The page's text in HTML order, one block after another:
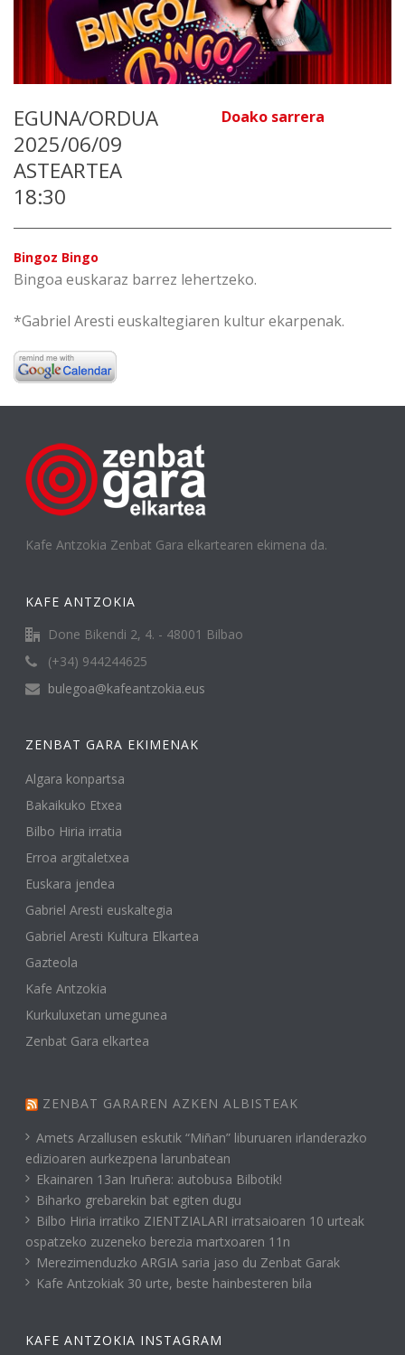
EGUNA/ORDUA
2025/06/09
ASTEARTEA
18:30
Doako sarrera
Bingoz Bingo
Bingoa euskaraz barrez lehertzeko.
*Gabriel Aresti euskaltegiaren kultur ekarpenak.
Kafe Antzokia Zenbat Gara elkartearen ekimena da.
KAFE ANTZOKIA
Done Bikendi 2, 4. - 48001 Bilbao
(+34) 944244625
bulegoa@kafeantzokia.eus
ZENBAT GARA EKIMENAK
Algara konpartsa
Bakaikuko Etxea
Bilbo Hiria irratia
Erroa argitaletxea
Euskara jendea
Gabriel Aresti euskaltegia
Gabriel Aresti Kultura Elkartea
Gazteola
Kafe Antzokia
Kurkuluxetan umegunea
Zenbat Gara elkartea
ZENBAT GARAREN AZKEN ALBISTEAK
Amets Arzallusen eskutik “Miñan” liburuaren irlanderazko
edizioaren aurkezpena larunbatean
Ekainaren 13an Iruñera: autobusa Bilbotik!
Biharko grebarekin bat egiten dugu
Bilbo Hiria irratiko ZIENTZIALARI irratsaioaren 10 urteak
ospatzeko zuzeneko berezia martxoaren 11n
Merezimenduzko ARGIA saria jaso du Zenbat Garak
Kafe Antzokiak 30 urte, beste hainbesteren bila
KAFE ANTZOKIA INSTAGRAM